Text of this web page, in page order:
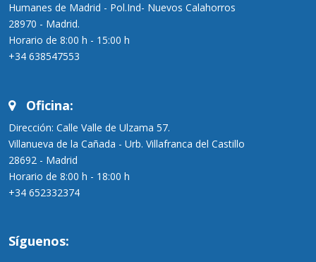
Humanes de Madrid - Pol.Ind- Nuevos Calahorros
28970 - Madrid.
Horario de 8:00 h - 15:00 h
+34 638547553
Oficina:
Dirección: Calle Valle de Ulzama 57.
Villanueva de la Cañada - Urb. Villafranca del Castillo
28692 - Madrid
Horario de 8:00 h - 18:00 h
+34 652332374
Síguenos: